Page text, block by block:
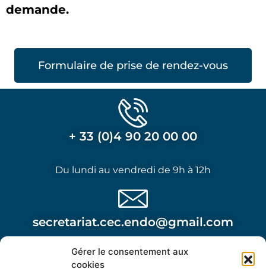
Gérer le consentement aux
cookies
demande.
Formulaire de prise de rendez-vous
+ 33 (0)4 90 20 00 00
Du lundi au vendredi de 9h à 12h
secretariat.cec.endo@gmail.com
Attention, cette adresse n’est pas à utiliser dans le
cadre d’une urgence post opératoire.